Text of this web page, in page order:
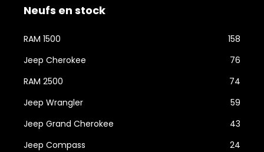
Neufs en stock
RAM 1500
158
Jeep Cherokee
76
RAM 2500
74
Jeep Wrangler
59
Jeep Grand Cherokee
43
Jeep Compass
24